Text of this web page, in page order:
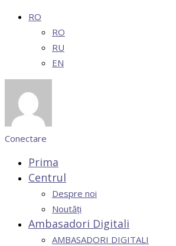
RO
RO
RU
EN
Conectare
Prima
Centrul
Despre noi
Noutăți
Ambasadori Digitali
AMBASADORI DIGITALI